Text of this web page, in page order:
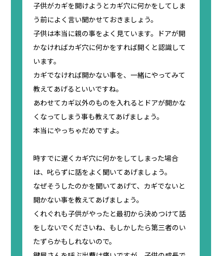
子供がカギを開けようとカギ穴に何かをしてしま
う前によく言い聞かせておきましょう。
子供は本当に親の事をよく見ています。ドアが開
かなければカギ穴に何かをすれば開くと認識して
います。
カギでなければ開かない事を、一緒にやってみて
教えてあげるといいですね。
あわせてカギ以外のものを入れるとドアが開かな
くなってしまう事も教えてあげましょう。
本当にやっちゃだめですよ。
時すでに遅くカギ穴に何かをしてしまった場合
は、叱らずに話をよく聞いてあげましょう。
なぜそうしたのかを聞いてあげて、カギでないと
開かない事を教えてあげましょう。
くれぐれも子供がやったと最初から決めつけて話
をしないでくださいね、もしかしたら第三者のい
たずらかもしれないので。